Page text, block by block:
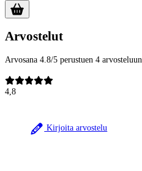
Arvostelut
Arvosana 4.8/5 perustuen 4 arvosteluun
4,8
Kirjoita arvostelu